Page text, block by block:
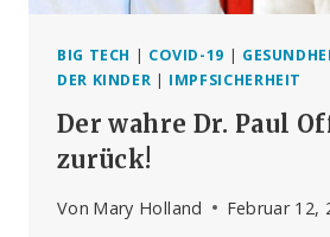
BIG TECH | COVID-19 |
DER KINDER | IMPFSICHERHEIT
Der wahre Dr. Paul
zurück!
Von Mary Holland Februar 12,